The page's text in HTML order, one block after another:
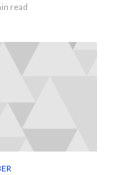
read